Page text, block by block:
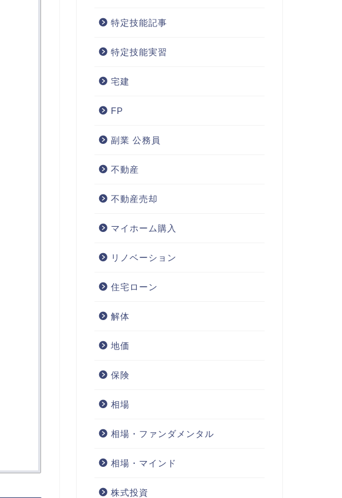
特定技能記事
特定技能実習
宅建
FP
副業 公務員
不動産
不動産売却
マイホーム購入
リノベーション
住宅ローン
解体
地価
保険
相場
相場・ファンダメンタル
相場・マインド
株式投資